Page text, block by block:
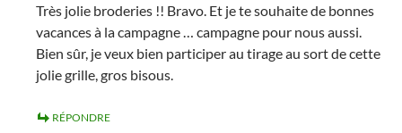
Très jolie broderies !! Bravo. Et je te souhaite de bonnes
vacances à la campagne … campagne pour nous aussi.
Bien sûr, je veux bien participer au tirage au sort de cette
jolie grille, gros bisous.
RÉPONDRE